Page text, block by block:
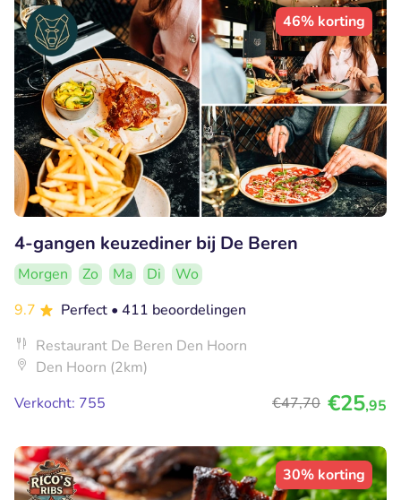
46% korting
4-gangen keuzediner bij De Beren
Morgen Zo Ma Di
Wo
9.7
Perfect • 411 beoordelingen
Restaurant De Beren Den Hoorn
Den Hoorn (2km)
Verkocht: 755
€47,70 €25,95
30% korting